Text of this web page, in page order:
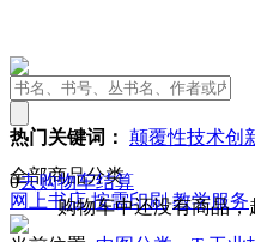
热门关键词： 颠覆性技术创
0去购物车结算
购物车中还没有商品，
全部商品分类
网上书店按需印刷 教学服务